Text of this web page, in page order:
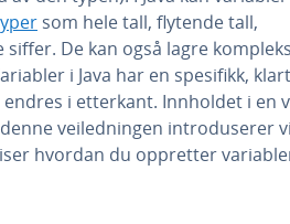
som hele tall, flytende tall,
De kan også lagre
i Java har en spesifikk, klart
i etterkant. Innholdet i en
veiledningen introduserer
hvordan du oppretter